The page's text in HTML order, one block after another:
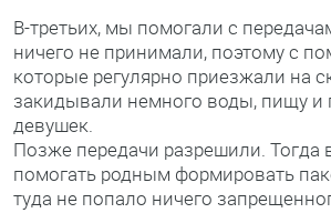
В-третьих, мы помогали с
ничего не принимали, поэтому с
которые регулярно приезжали на
закидывали немного воды, пищу и
девушек.
Позже передачи разрешили. Тогда
помогать родным формировать
туда не попало ничего